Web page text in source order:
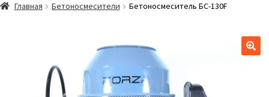
Главная Бетоносмесители Бетоносмеситель БС-130F